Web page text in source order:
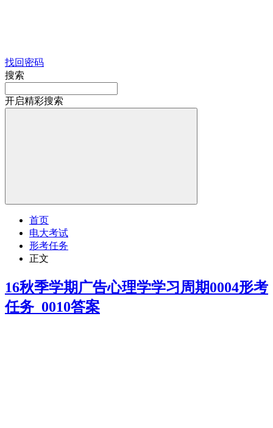
找回密码
搜索
开启精彩搜索
首页
电大考试
形考任务
正文
16秋季学期广告心理学学习周期0004形考
任务_0010答案